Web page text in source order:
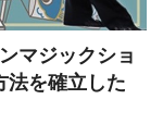
マジックショ
法を確立した